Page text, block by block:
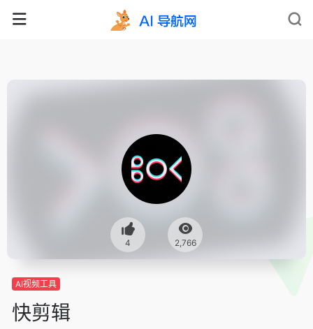
4 2,766
AI视频工具
快剪辑